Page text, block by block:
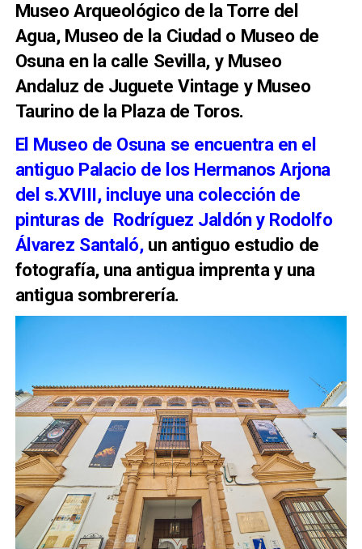
Museo Arqueológico de la Torre del
Agua, Museo de la Ciudad o Museo de
Osuna en la calle Sevilla, y Museo
Andaluz de Juguete Vintage y Museo
Taurino de la Plaza de Toros.
El Museo de Osuna se encuentra en el
antiguo Palacio de los Hermanos Arjona
del s.XVIII, incluye una colección de
pinturas de Rodríguez Jaldón y Rodolfo
Álvarez Santaló,un antiguo estudio de
fotografía, una antigua imprenta y una
antigua sombrerería.